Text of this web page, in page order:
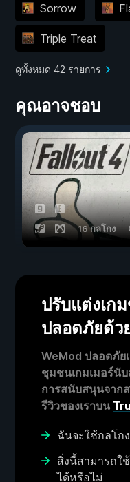
Sorrow
Triple Treat
ดูทั้งหมด 42 รายการ
คุณอาจชอบ
16 กลโกง
ปรับแต่งเก
ปลอดภัยด้ว
WeMod ปลอดภัย
ชุมชนเกมเมอร์นับ
การสนับสนุนจาก
รีวิวของเราบน
ฉันจะใช้กลโกง
สิ่งนี้สามารถใ
ได้หรือไม่